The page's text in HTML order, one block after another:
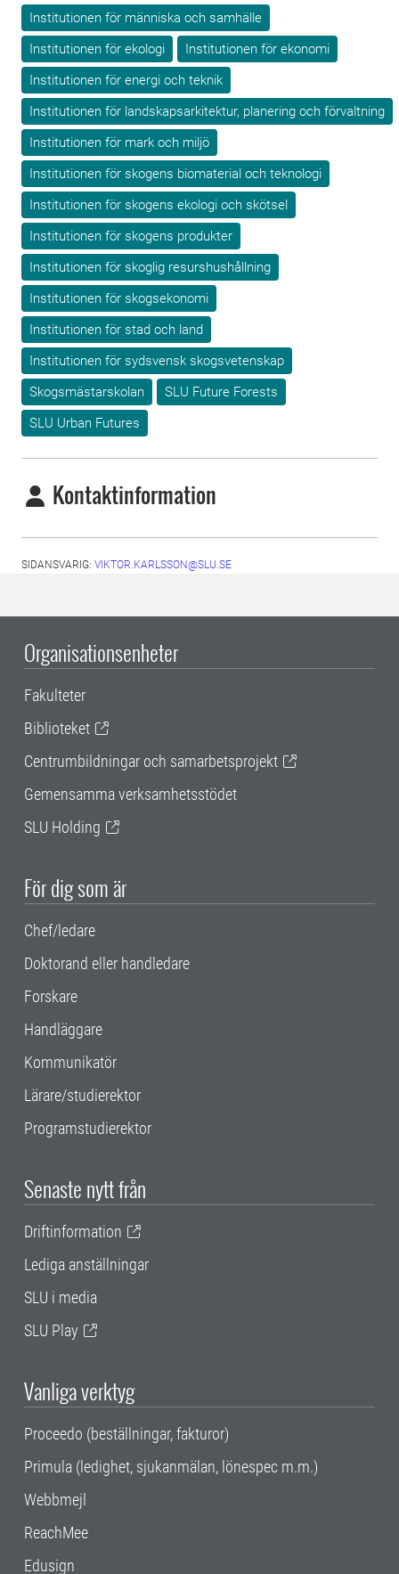
Institutionen för människa och samhälle
Institutionen för ekologi
Institutionen för ekonomi
Institutionen för energi och teknik
Institutionen för landskapsarkitektur, planering och förvaltning
Institutionen för mark och miljö
Institutionen för skogens biomaterial och teknologi
Institutionen för skogens ekologi och skötsel
Institutionen för skogens produkter
Institutionen för skoglig resurshushållning
Institutionen för skogsekonomi
Institutionen för stad och land
Institutionen för sydsvensk skogsvetenskap
Skogsmästarskolan
SLU Future Forests
SLU Urban Futures
Kontaktinformation
SIDANSVARIG: VIKTOR.KARLSSON@SLU.SE
Organisationsenheter
Fakulteter
Biblioteket
Centrumbildningar och samarbetsprojekt
Gemensamma verksamhetsstödet
SLU Holding
För dig som är
Chef/ledare
Doktorand eller handledare
Forskare
Handläggare
Kommunikatör
Lärare/studierektor
Programstudierektor
Senaste nytt från
Driftinformation
Lediga anställningar
SLU i media
SLU Play
Vanliga verktyg
Proceedo (beställningar, fakturor)
Primula (ledighet, sjukanmälan, lönespec m.m.)
Webbmejl
ReachMee
Edusign